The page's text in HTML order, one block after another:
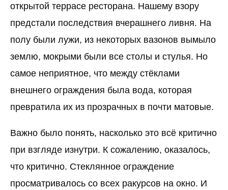
открытой террасе ресторана. Нашему взору
предстали последствия вчерашнего ливня. На
полу были лужи, из некоторых вазонов вымыло
землю, мокрыми были все столы и стулья. Но
самое неприятное, что между стёклами
внешнего ограждения была вода, которая
превратила их из прозрачных в почти матовые.
Важно было понять, насколько это всё критично
при взгляде изнутри. К сожалению, оказалось,
что критично. Стеклянное ограждение
просматривалось со всех ракурсов на окно. И